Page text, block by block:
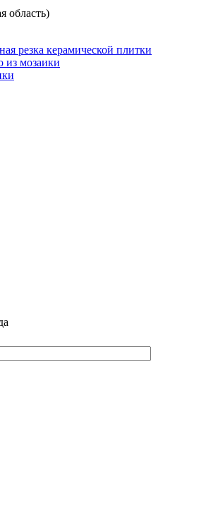
область)
резка керамической плитки
из мозаики